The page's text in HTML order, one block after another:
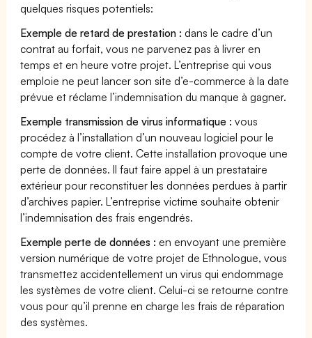
quelques risques potentiels:
Exemple de retard de prestation : dans le cadre d’un
contrat au forfait, vous ne parvenez pas à livrer en
temps et en heure votre projet. L’entreprise qui vous
emploie ne peut lancer son site d’e-commerce à la date
prévue et réclame l’indemnisation du manque à gagner.
Exemple transmission de virus informatique : vous
procédez à l’installation d’un nouveau logiciel pour le
compte de votre client. Cette installation provoque une
perte de données. Il faut faire appel à un prestataire
extérieur pour reconstituer les données perdues à partir
d’archives papier. L’entreprise victime souhaite obtenir
l’indemnisation des frais engendrés.
Exemple perte de données : en envoyant une première
version numérique de votre projet de Ethnologue, vous
transmettez accidentellement un virus qui endommage
les systèmes de votre client. Celui-ci se retourne contre
vous pour qu’il prenne en charge les frais de réparation
des systèmes.